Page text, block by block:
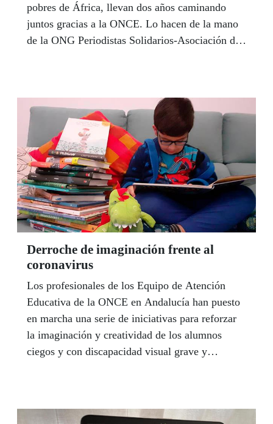
pobres de África, llevan dos años caminando
juntos gracias a la ONCE. Lo hacen de la mano
de la ONG Periodistas Solidarios-Asociación de
región de Bafatá, en el este del país,
coincidiendo con el segundo aniversario de la
fundación de la única emisora de radio
gestionada íntegramente por mujeres en el
occidente de África.
Derroche de imaginación frente al
coronavirus
Los profesionales de los Equipo de Atención
Educativa de la ONCE en Andalucía han puesto
en marcha una serie de iniciativas para reforzar
la imaginación y creatividad de los alumnos
ciegos y con discapacidad visual grave y
se han erigido en un instrumento de motivación